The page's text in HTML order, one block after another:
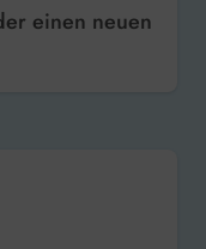
einen neuen